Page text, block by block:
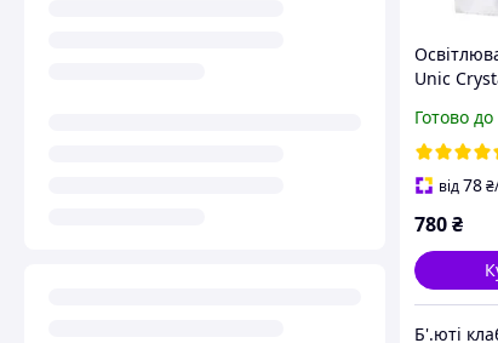
Unic
Готово
від78₴
780₴
Б'.юті